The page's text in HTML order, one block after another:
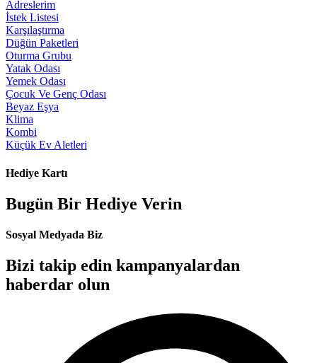
Adreslerim
İstek Listesi
Karşılaştırma
Düğün Paketleri
Oturma Grubu
Yatak Odası
Yemek Odası
Çocuk Ve Genç Odası
Beyaz Eşya
Klima
Kombi
Küçük Ev Aletleri
Hediye Kartı
Bugün Bir Hediye Verin
Sosyal Medyada Biz
Bizi takip edin kampanyalardan
haberdar olun